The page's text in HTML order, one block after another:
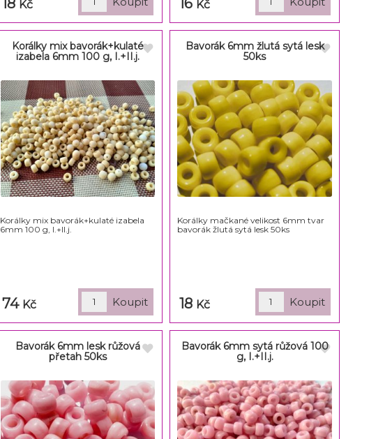
18 Kč 16 Kč
Korálky mix bavorák+kulaté
izabela 6mm 100 g, I.+II.j.
Korálky mix bavorák+kulaté izabela
6mm 100 g, I.+II.j.
74 Kč
Bavorák 6mm žlutá sytá lesk
50ks
Korálky mačkané velikost 6mm tvar
bavorák žlutá sytá lesk 50ks
18 Kč
Bavorák 6mm lesk růžová
přetah 50ks
Bavorák 6mm sytá růžová 100
g, I.+II.j.